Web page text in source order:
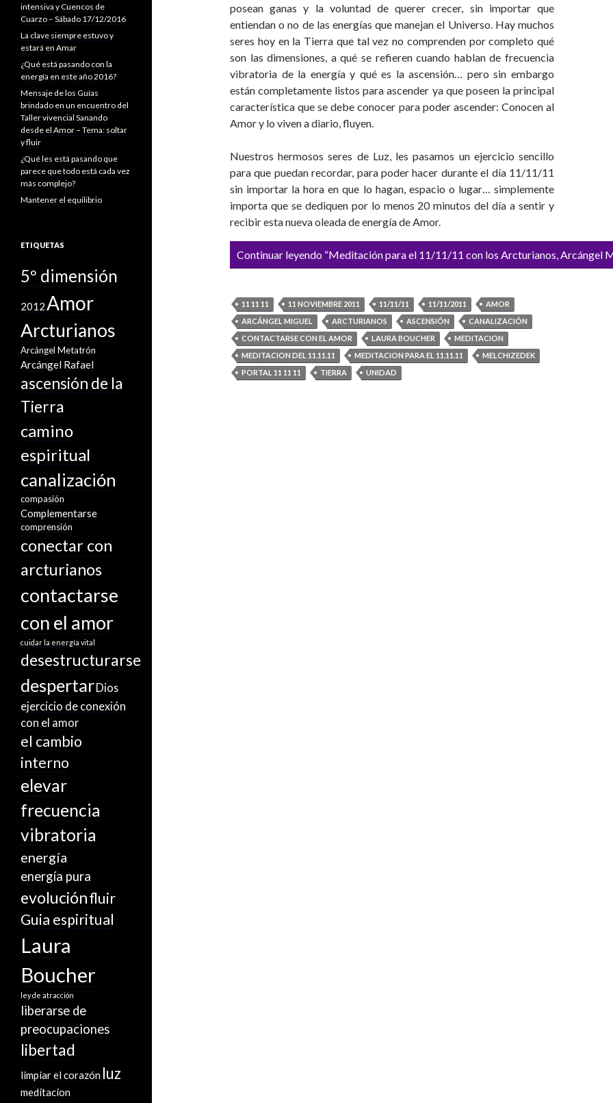
posean ganas y la voluntad de querer crecer, sin importar que
entiendan o no de las energías que manejan el Universo. Hay muchos
seres hoy en la Tierra que tal vez no comprenden por completo qué
son las dimensiones, a qué se refieren cuando hablan de frecuencia
vibratoria de la energía y qué es la ascensión… pero sin embargo
están completamente listos para ascender ya que poseen la principal
característica que se debe conocer para poder ascender: Conocen al
Amor y lo viven a diario, fluyen.
Nuestros hermosos seres de Luz, les pasamos un ejercicio sencillo
para que puedan recordar, para poder hacer durante el día 11/11/11
sin importar la hora en que lo hagan, espacio o lugar… simplemente
importa que se dediquen por lo menos 20 minutos del día a sentir y
recibir esta nueva oleada de energía de Amor.
Continuar leyendo “Meditación para el 11/11/11 con los Arcturianos, Arcángel
11 11 11 11 NOVIEMBRE 2011 11/11/11 11/11/2011
AMOR
ARCÁNGEL MIGUEL
ARCTURIANOS ASCENSIÓN
CANALIZACIÓN
CONTACTARSE CON EL AMOR
LAURA BOUCHER
MEDITACION
MEDITACION DEL 11.11.11
MEDITACION PARA EL 11.11.11
MELCHIZEDEK
PORTAL 11 11 11
TIERRA UNIDAD
intensiva y Cuencos de
Cuarzo – Sábado 17/12/2016
La clave siempre estuvo y
estará en Amar
¿Qué está pasando con la
energía en este año 2016?
Mensaje de los Guías
brindado en un encuentro del
Taller vivencial Sanando
desde el Amor – Tema: soltar
y fluir
¿Qué les está pasando que
parece que todo está cada vez
más complejo?
Mantener el equilibrio
ETIQUETAS
5º dimensión
2012Amor
Arcturianos
Arcángel Metatrón
Arcángel Rafael
ascensión de la
Tierra
camino
espiritual
canalización
compasión
Complementarse
comprensión
conectar con
arcturianos
contactarse
con el amor
cuidar la energía vital
desestructurarse
despertarDios
ejercicio de conexión
con el amor
el cambio
interno
elevar
frecuencia
vibratoria
energía
energía pura
evoluciónfluir
Guia espiritual
Laura
Boucher
ley de atracción
liberarse de
preocupaciones
libertad
limpiar el corazón luz
meditacion